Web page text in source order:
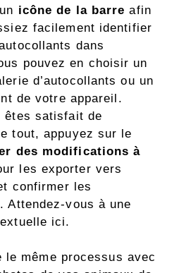
icône de la barre afin
facilement identifier
dans
pouvez en choisir un
d’autocollants ou un
de votre appareil.
êtes satisfait de
tout, appuyez sur le
des modifications à
les exporter vers
confirmer les
Attendez-vous à une
ici.
le même processus avec